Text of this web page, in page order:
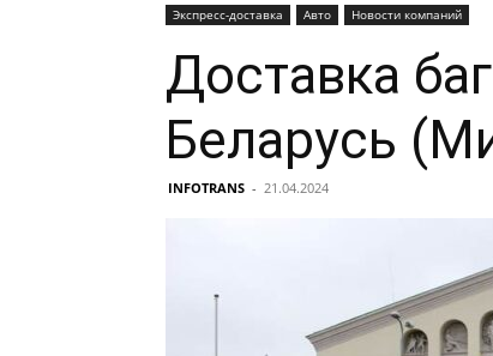
Экспресс-доставка Авто Новости компаний
Доставка
Беларусь
INFOTRANS - 21.04.2024